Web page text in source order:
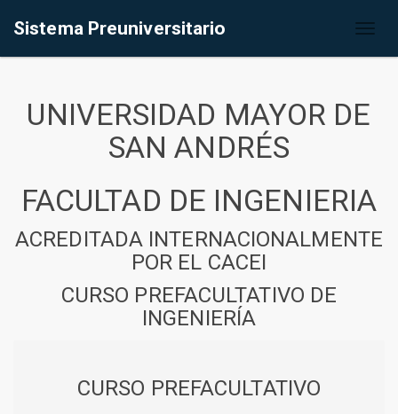
Sistema Preuniversitario
UNIVERSIDAD MAYOR DE
SAN ANDRÉS
FACULTAD DE INGENIERIA
ACREDITADA INTERNACIONALMENTE
POR EL CACEI
CURSO PREFACULTATIVO DE
INGENIERÍA
CURSO PREFACULTATIVO